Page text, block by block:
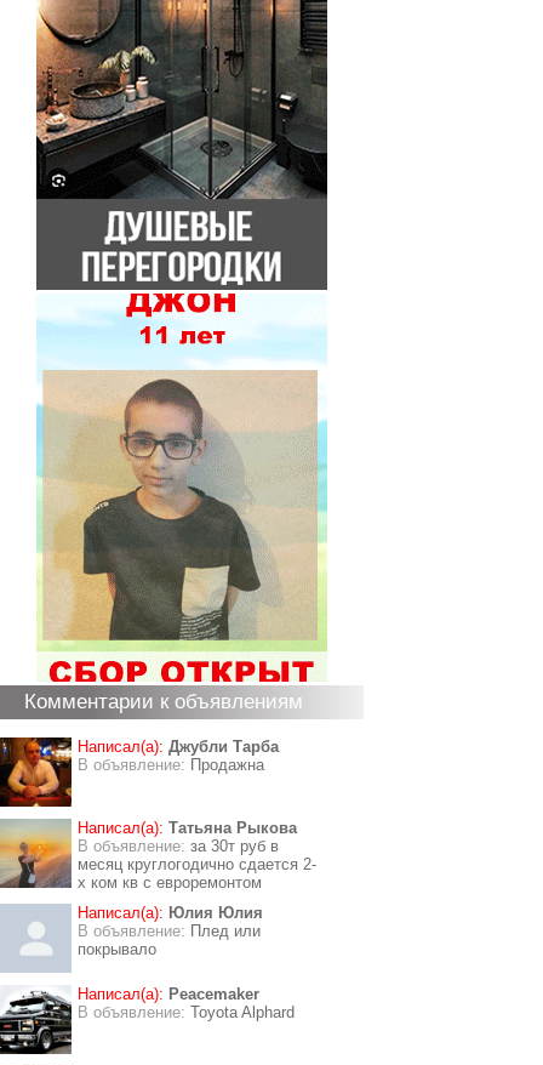
Комментарии к объявлениям
Написал(а): Джубли Тарба
В объявление: Продажна
Написал(а): Татьяна Рыкова
В объявление: за 30т руб в
месяц круглогодично сдается 2-
х ком кв с евроремонтом
Написал(а): Юлия Юлия
В объявление: Плед или
покрывало
Написал(а): Peacemaker
В объявление: Toyota Alphard